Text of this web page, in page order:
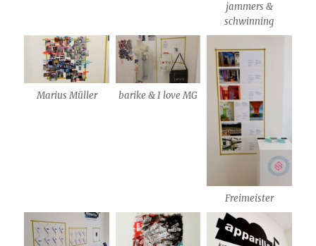
jammers &
schwinning
Marius Müller barike & I love MG
Freimeister